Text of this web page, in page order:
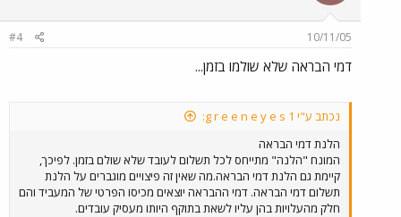
10/11/05
#4
דמי הבראה שלא שולמו בזמן...
נכתב ע"י g r e e n e y e s 1:
הלנת דמי הבראה
המונח "הלנה" מתייחס לכל תשלום לעובד שלא שולם בזמן. לפיכך,
קיימת גם הלנת דמי הבראה.מה שאין זה פיצויים מוגברים על הלנת
תשלום דמי הבראה. דמי ההבראה יוצאים מכיסו הפרטי של המעביד והם
חלק מהעלויות בהן עליו לשאת בתוקף היותו מעסיק עובדים.